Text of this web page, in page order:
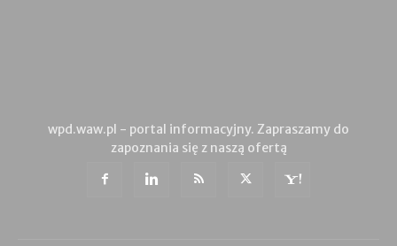
wpd.waw.pl - portal informacyjny. Zapraszamy do
zapoznania się z naszą ofertą